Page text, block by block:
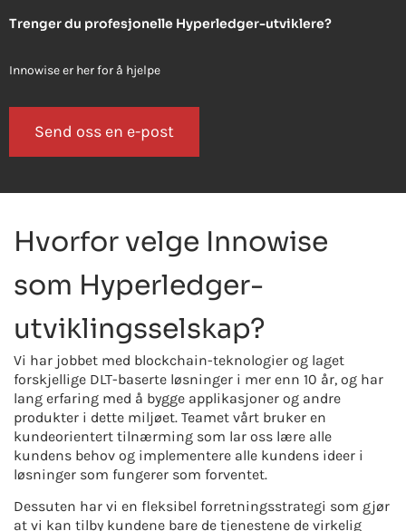
Trenger du profesjonelle Hyperledger-utviklere?
Innowise er her for å hjelpe
Send oss en e-post
Hvorfor velge Innowise
som Hyperledger-
utviklingsselskap?
Vi har jobbet med blockchain-teknologier og laget
forskjellige DLT-baserte løsninger i mer enn 10 år, og har
lang erfaring med å bygge applikasjoner og andre
produkter i dette miljøet. Teamet vårt bruker en
kundeorientert tilnærming som lar oss lære alle
kundens behov og implementere alle kundens ideer i
løsninger som fungerer som forventet.
Dessuten har vi en fleksibel forretningsstrategi som gjør
at vi kan tilby kundene bare de tjenestene de virkelig